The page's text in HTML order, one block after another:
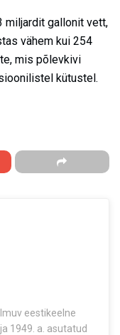
miljardit gallonit vett,
vähem kui 254
mis põlevkivi
kütustel.
eestikeelne
1949. a. asutatud